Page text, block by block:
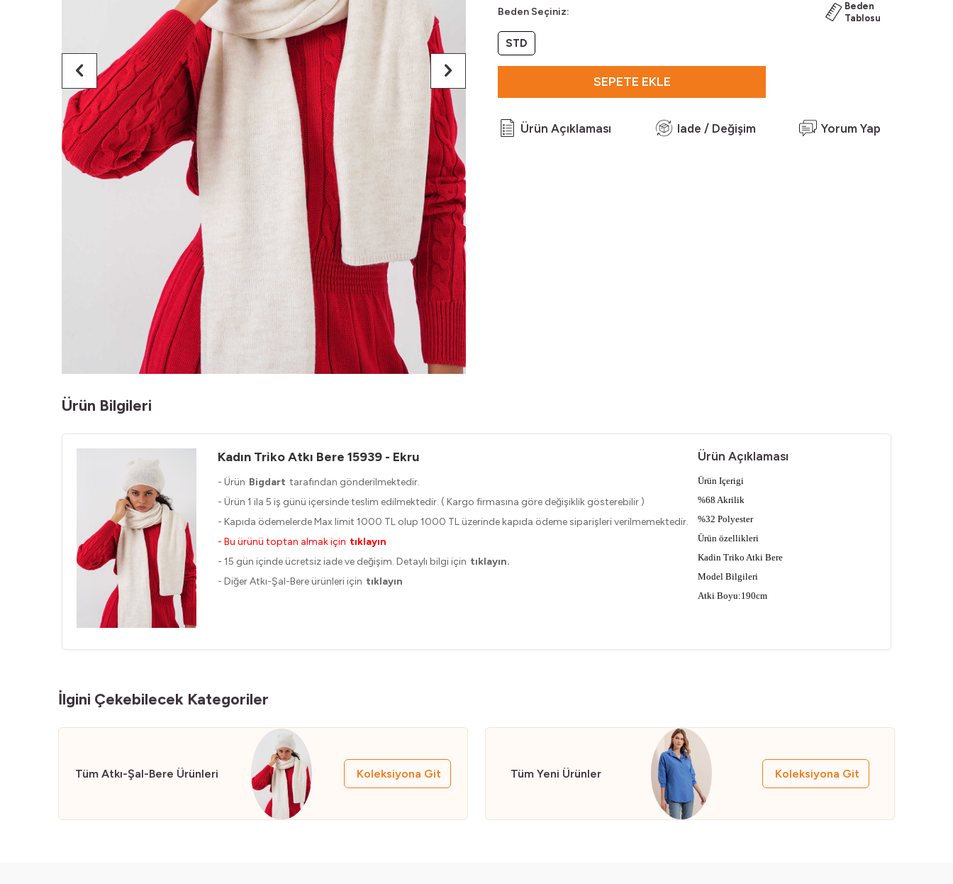
Beden Seçiniz:
Beden
Tablosu
STD
SEPETE EKLE
Ürün Açıklaması Iade / Değişim Yorum Yap
Ürün Bilgileri
Kadın Triko Atkı Bere 15939 - Ekru
- Ürün Bigdart tarafından gönderilmektedir.
- Ürün 1 ila 5 iş günü içersinde teslim edilmektedir. ( Kargo firmasına göre değişiklik gösterebilir )
- Kapıda ödemelerde Max limit 1000 TL olup 1000 TL üzerinde kapıda ödeme siparişleri verilmemektedir.
- Bu ürünü toptan almak için tıklayın
- 15 gün içinde ücretsiz iade ve değişim. Detaylı bilgi için tıklayın.
- Diğer Atkı-Şal-Bere ürünleri için tıklayın
Ürün Açıklaması
Ürün Içerigi
%68 Akrilik
%32 Polyester
Ürün özellikleri
Kadin Triko Atki Bere
Model Bilgileri
Atki Boyu:190cm
Manken Ölçüsü : Boy:176 Gögüs:90
• Baskili ürünler zamanla dökülebilir
• Yikamada ürünü bozmamak için 30 C'yi
asmayiniz
• Ürünü yikarken yikama talimatina
uygun olarak yikayiniz
• Renkli ürünlerde uygun deterjan
İlgini Çekebilecek Kategoriler
Tüm Atkı-Şal-Bere Ürünleri Koleksiyona Git Tüm Yeni Ürünler Koleksiyona Git